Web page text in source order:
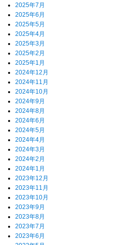
2025年7月
2025年6月
2025年5月
2025年4月
2025年3月
2025年2月
2025年1月
2024年12月
2024年11月
2024年10月
2024年9月
2024年8月
2024年6月
2024年5月
2024年4月
2024年3月
2024年2月
2024年1月
2023年12月
2023年11月
2023年10月
2023年9月
2023年8月
2023年7月
2023年6月